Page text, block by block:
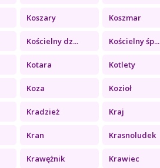
Koszary Koszmar
Kościelny dz... Kościelny śp...
Kotara Kotlety
Koza Kozioł
Kradzież Kraj
Kran Krasnoludek
Krawężnik Krawiec